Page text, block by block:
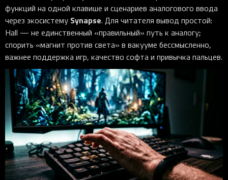
функций на одной клавише и сценариев аналогового ввода
через экосистему Synapse. Для читателя вывод простой:
Hall — не единственный «правильный» путь к аналогу;
спорить «магнит против света» в вакууме бессмысленно,
важнее поддержка игр, качество софта и привычка пальцев.